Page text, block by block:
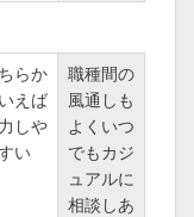
らか
えば
しや
い
職種間の
風通しも
よくいつ
でもカジ
ュアルに
相談しあ